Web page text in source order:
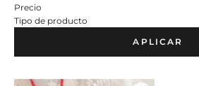
Precio
Tipo de producto
APLICAR